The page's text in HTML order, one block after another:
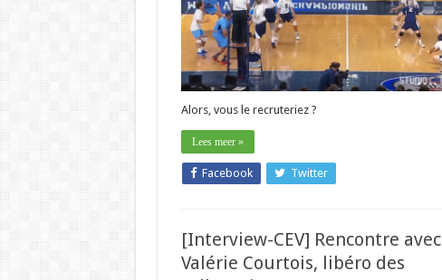
Alors, vous le recruteriez ?
Lees meer »
Facebook Twitter
[Interview-CEV] Rencontre avec
Valérie Courtois, libéro des